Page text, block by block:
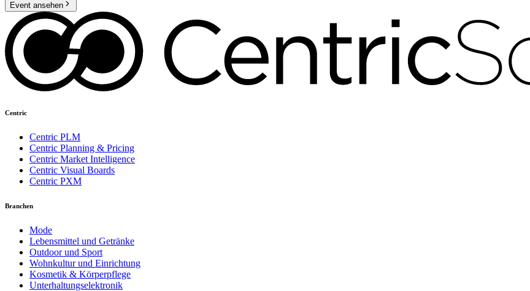
Event ansehen
Centric
Centric PLM
Centric Planning & Pricing
Centric Market Intelligence
Centric Visual Boards
Centric PXM
Branchen
Mode
Lebensmittel und Getränke
Outdoor und Sport
Wohnkultur und Einrichtung
Kosmetik & Körperpflege
Unterhaltungselektronik